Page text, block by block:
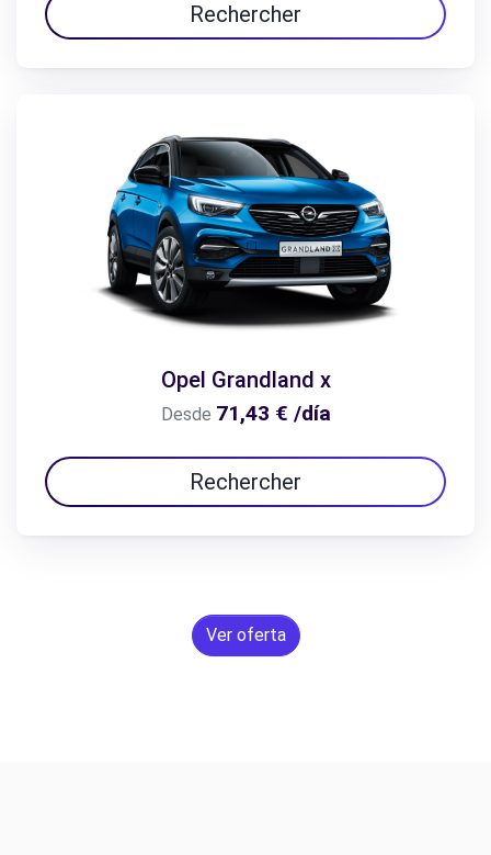
Rechercher
Opel Grandland x
Desde 71,43 € /día
Rechercher
Ver oferta